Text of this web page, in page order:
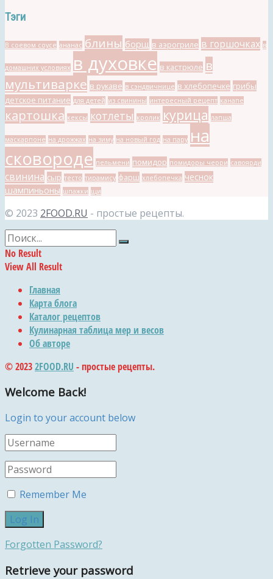
Тэги
В соевом соусе ананас блины борщ в аэрогриле в горшочках в
домашних условиях в духовке в кастрюле в
мультиварке в рукаве в сэндвичнице в хлебопечке грибы
детское питание для детей из свинины интересный рецепт канапе
картошка кексы котлеты кролик курица лапша
маскарпоне на дрожжах на зиму на новый год на пару на
сковороде пельмени помидор помидоры черри савоярди
свинина сыр тесто тирамису фарш хлебопечка чеснок
шампиньоны шпажки щи
© 2023 2FOOD.RU - простые рецепты.
No Result
View All Result
Главная
Карта блога
Каталог рецептов
Кулинарная таблица мер и весов
Об авторе
© 20232FOOD.RU - простые рецепты.
Welcome Back!
Login to your account below
Remember Me
Forgotten Password?
Retrieve your password